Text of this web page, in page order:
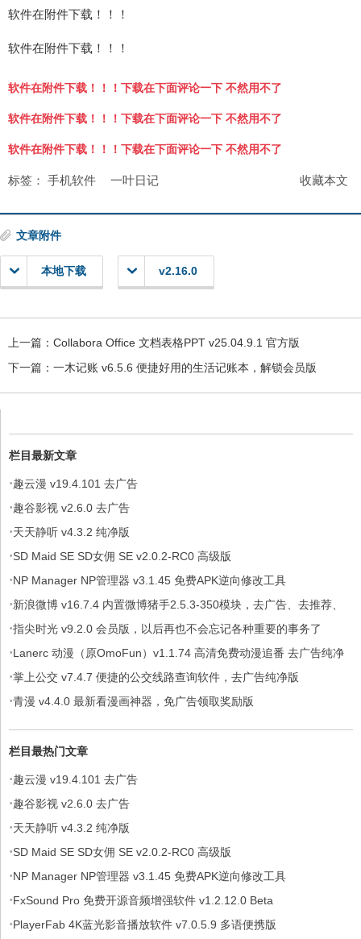
软件在附件下载！！！
软件在附件下载！！！
软件在附件下载！！！下载在下面评论一下 不然用不了
软件在附件下载！！！下载在下面评论一下 不然用不了
软件在附件下载！！！下载在下面评论一下 不然用不了
收藏本文
标签： 手机软件 一叶日记
文章附件
本地下载 v2.16.0
上一篇： Collabora Office 文档表格PPT v25.04.9.1 官方版
下一篇： 一木记账 v6.5.6 便捷好用的生活记账本，解锁会员版
栏目最新文章
·趣云漫 v19.4.101 去广告
·趣谷影视 v2.6.0 去广告
·天天静听 v4.3.2 纯净版
·SD Maid SE SD女佣 SE v2.0.2-RC0 高级版
·NP Manager NP管理器 v3.1.45 免费APK逆向修改工具
·新浪微博 v16.7.4 内置微博猪手2.5.3-350模块，去广告、去推荐、
去各种提示
·指尖时光 v9.2.0 会员版，以后再也不会忘记各种重要的事务了
·Lanerc 动漫（原OmoFun）v1.1.74 高清免费动漫追番 去广告纯净
版
·掌上公交 v7.4.7 便捷的公交线路查询软件，去广告纯净版
·青漫 v4.4.0 最新看漫画神器，免广告领取奖励版
栏目最热门文章
·趣云漫 v19.4.101 去广告
·趣谷影视 v2.6.0 去广告
·天天静听 v4.3.2 纯净版
·SD Maid SE SD女佣 SE v2.0.2-RC0 高级版
·NP Manager NP管理器 v3.1.45 免费APK逆向修改工具
·FxSound Pro 免费开源音频增强软件 v1.2.12.0 Beta
·PlayerFab 4K蓝光影音播放软件 v7.0.5.9 多语便携版